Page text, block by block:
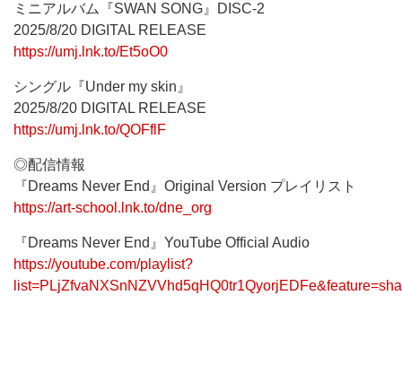
ミニアルバム『SWAN SONG』DISC-2
2025/8/20 DIGITAL RELEASE
https://umj.lnk.to/Et5oO0
シングル『Under my skin』
2025/8/20 DIGITAL RELEASE
https://umj.lnk.to/QOFflF
◎配信情報
『Dreams Never End』Original Version プレイリスト
https://art-school.lnk.to/dne_org
『Dreams Never End』YouTube Official Audio
https://youtube.com/playlist?